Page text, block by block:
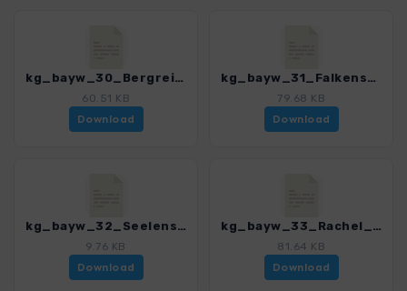
kg_bayw_30_Bergreichenstein_3189_1.gpx
60.51 KB
Download
kg_bayw_31_Falkenstein Rukowitzschachten_3189_1.gpx
79.68 KB
Download
kg_bayw_32_Seelensteig_3189_1.gpx
9.76 KB
Download
kg_bayw_33_Rachel_3189_1.gpx
81.64 KB
Download